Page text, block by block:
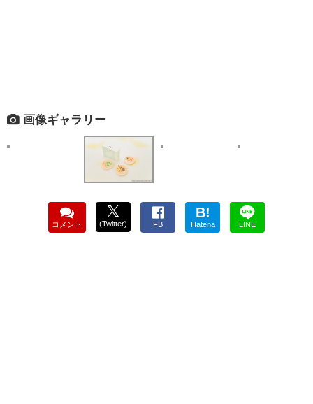
画像ギャラリー
コメント (Twitter) FB
B!
Hatena LINE